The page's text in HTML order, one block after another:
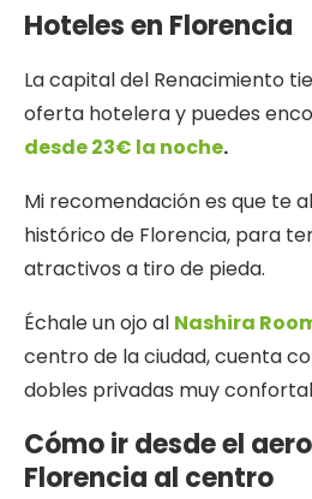
Hoteles en Florencia
La capital del Renacimiento
oferta hotelera y puedes
desde 23€ la noche.
Mi recomendación es que te
histórico de Florencia, para
atractivos a tiro de pieda.
Échale un ojo al Nashira
centro de la ciudad, cuenta
dobles privadas muy
Cómo ir desde el
Florencia al centro